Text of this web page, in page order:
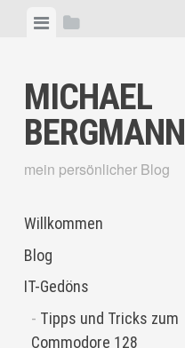
ViewView
MICHAEL
BERGMANN
mein persönlicher Blog
Willkommen
Blog
IT-Gedöns
Tipps und Tricks zum
Commodore 128